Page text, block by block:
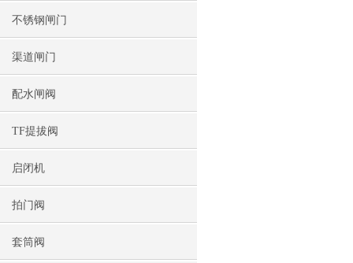
不锈钢闸门
渠道闸门
配水闸阀
TF提拔阀
启闭机
拍门阀
套筒阀